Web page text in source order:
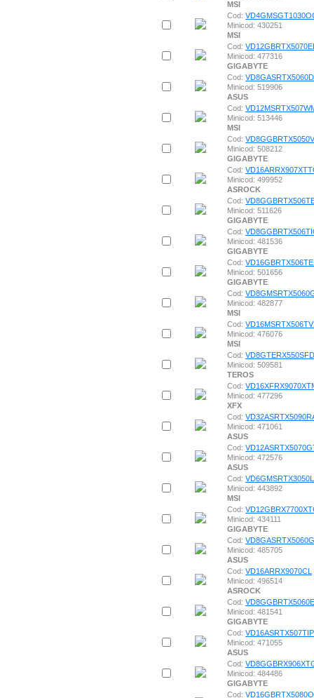
MSI
Cod:
Minicod: 430251
MSI
Cod: VD12GBRTX5070EI
Minicod: 477316
GIGABYTE
Cod:
Minicod: 519906
ASUS
Cod:
Minicod: 513446
MSI
Cod:
Minicod: 508212
GIGABYTE
Cod:
Minicod: 499952
ASROCK
Cod:
Minicod: 511626
GIGABYTE
Cod:
Minicod: 481536
GIGABYTE
Cod:
Minicod: 501656
GIGABYTE
Cod:
Minicod: 482877
MSI
Cod:
Minicod: 476076
MSI
Cod:
Minicod: 509581
TEROS
Cod:
Minicod: 477296
XFX
Cod:
Minicod: 471061
ASUS
Cod:
Minicod: 472576
ASUS
Cod:
Minicod: 443892
MSI
Cod:
Minicod: 434111
GIGABYTE
Cod:
Minicod: 485705
ASUS
Cod: VD16ARRX9070CL
Minicod: 496514
ASROCK
Cod:
Minicod: 481541
GIGABYTE
Cod: VD16ASRTX507TIP
Minicod: 471055
ASUS
Cod:
Minicod: 484486
GIGABYTE
Cod: